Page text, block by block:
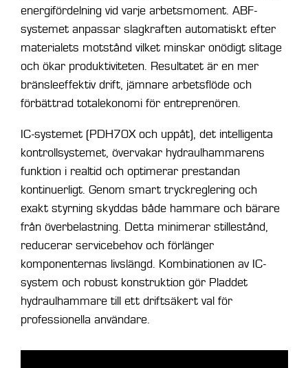
energifördelning vid varje arbetsmoment. ABF-
systemet anpassar slagkraften automatiskt efter
materialets motstånd vilket minskar onödigt slitage
och ökar produktiviteten. Resultatet är en mer
bränsleeffektiv drift, jämnare arbetsflöde och
förbättrad totalekonomi för entreprenören.
IC-systemet (PDH70X och uppåt), det intelligenta
kontrollsystemet, övervakar hydraulhammarens
funktion i realtid och optimerar prestandan
kontinuerligt. Genom smart tryckreglering och
exakt styrning skyddas både hammare och bärare
från överbelastning. Detta minimerar stillestånd,
reducerar servicebehov och förlänger
komponenternas livslängd. Kombinationen av IC-
system och robust konstruktion gör Pladdet
hydraulhammare till ett driftsäkert val för
professionella användare.